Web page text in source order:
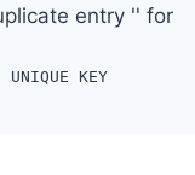
entry '' for
KEY